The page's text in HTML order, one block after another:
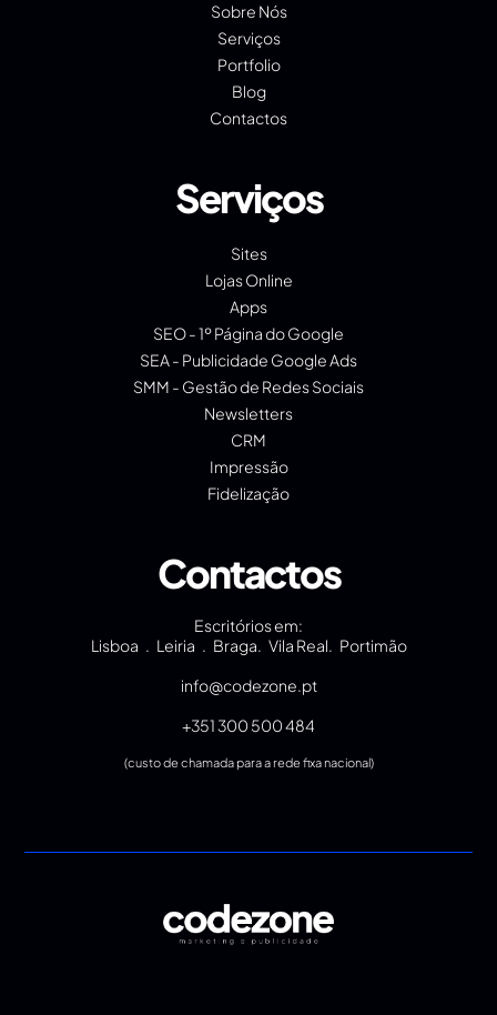
Sobre Nós
Serviços
Portfolio
Blog
Contactos
Serviços
Sites
Lojas Online
Apps
SEO - 1º Página do Google
SEA - Publicidade Google Ads
SMM - Gestão de Redes Sociais
Newsletters
CRM
Impressão
Fidelização
Contactos
Escritórios em:
Lisboa . Leiria . Braga. Vila Real. Portimão
info@codezone.pt
+351 300 500 484
(custo de chamada para a rede fixa nacional)